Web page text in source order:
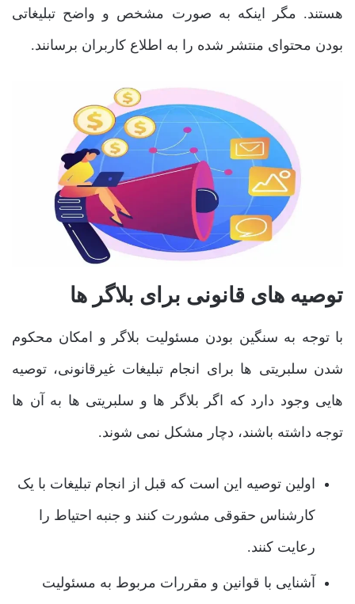
هستند. مگر اینکه به صورت مشخص و واضح تبلیغاتی
بودن محتوای منتشر شده را به اطلاع کاربران برسانند.
توصیه ‌های قانونی برای بلاگر ها
با توجه به سنگین بودن مسئولیت بلاگر و امکان محکوم
شدن سلبریتی ‌ها برای انجام تبلیغات غیرقانونی، توصیه
‌هایی وجود دارد که اگر بلاگر ها و سلبریتی ‌ها به آن ها
توجه داشته باشند، دچار مشکل نمی ‌شوند.
اولین توصیه این است که قبل از انجام تبلیغات با یک
کارشناس حقوقی مشورت کنند و جنبه احتیاط را
رعایت کنند.
آشنایی با قوانین و مقررات مربوط به مسئولیت